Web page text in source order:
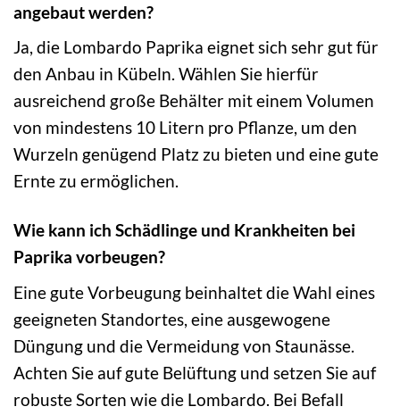
angebaut werden?
Ja, die Lombardo Paprika eignet sich sehr gut für
den Anbau in Kübeln. Wählen Sie hierfür
ausreichend große Behälter mit einem Volumen
von mindestens 10 Litern pro Pflanze, um den
Wurzeln genügend Platz zu bieten und eine gute
Ernte zu ermöglichen.
Wie kann ich Schädlinge und Krankheiten bei
Paprika vorbeugen?
Eine gute Vorbeugung beinhaltet die Wahl eines
geeigneten Standortes, eine ausgewogene
Düngung und die Vermeidung von Staunässe.
Achten Sie auf gute Belüftung und setzen Sie auf
robuste Sorten wie die Lombardo. Bei Befall